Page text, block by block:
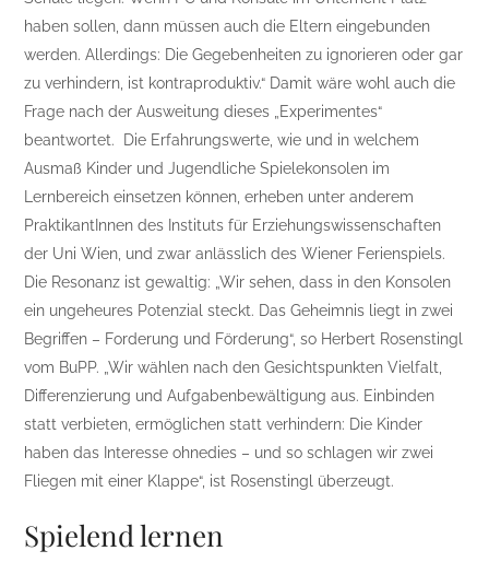
haben sollen, dann müssen auch die Eltern eingebunden
werden. Allerdings: Die Gegebenheiten zu ignorieren oder gar
zu verhindern, ist kontraproduktiv.“ Damit wäre wohl auch die
Frage nach der Ausweitung dieses „Experimentes“
beantwortet. Die Erfahrungswerte, wie und in welchem
Ausmaß Kinder und Jugendliche Spielekonsolen im
Lernbereich einsetzen können, erheben unter anderem
PraktikantInnen des Instituts für Erziehungswissenschaften
der Uni Wien, und zwar anlässlich des Wiener Ferienspiels.
Die Resonanz ist gewaltig: „Wir sehen, dass in den Konsolen
ein ungeheures Potenzial steckt. Das Geheimnis liegt in zwei
Begriffen – Forderung und Förderung“, so Herbert Rosenstingl
vom BuPP. „Wir wählen nach den Gesichtspunkten Vielfalt,
Differenzierung und Aufgabenbewältigung aus. Einbinden
statt verbieten, ermöglichen statt verhindern: Die Kinder
haben das Interesse ohnedies – und so schlagen wir zwei
Fliegen mit einer Klappe“, ist Rosenstingl überzeugt.
Spielend lernen